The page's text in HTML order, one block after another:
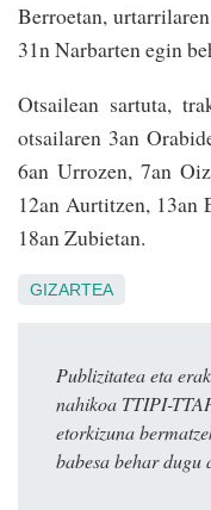
Berroetan,
31n Narbarten egin
Otsailean sartuta,
otsailaren 3an
6an Urrozen, 7an
12an Aurtitzen, 13an
18an Zubietan.
GIZARTEA
Publizitatea eta
nahikoa TTIPI-
etorkizuna
babesa behar dugu